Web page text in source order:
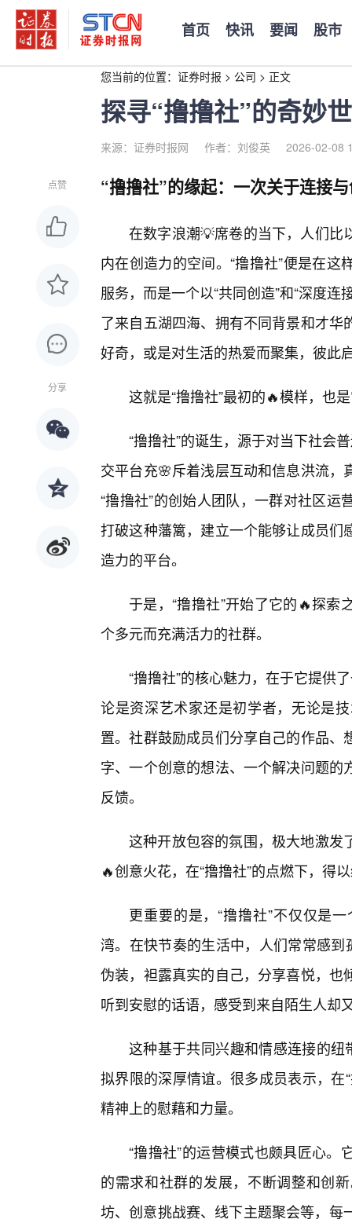
首页 快讯 要闻 股市
您当前的位置： 证券时报 > 公司 > 正文
探寻“撸撸社”的奇妙
来源：证券时报网 作者：刘俊英 2026-02-08
点赞
分享
“撸撸社”的缘起：一次关于连接
在数字浪潮💡席卷的当下，人们比
内在创造力的空间。“撸撸社”便是在
服务，而是一个以“共同创造”和“深度
了来自五湖四海、拥有不同背景和才
好奇，或是对生活的热爱而聚集，彼此
这就是“撸撸社”最初的🔥模样，也
“撸撸社”的诞生，源于对当下社会
交平台充🌸斥着浅层互动和信息洪流
“撸撸社”的创始人团队，一群对社区
打破这种藩篱，建立一个能够让成员
造力的平台。
于是，“撸撸社”开始了它的🔥探
个多元而充满活力的社群。
“撸撸社”的核心魅力，在于它提供
论是资深艺术家还是初学者，无论是
置。社群鼓励成员们分享自己的作品
字、一个创意的想法、一个解决问题
反馈。
这种开放包容的氛围，极大地激发
🔥创意火花，在“撸撸社”的点燃下，得
更重要的是，“撸撸社”不仅仅是
湾。在快节奏的生活中，人们常常感
伪装，袒露真实的自己，分享喜悦，
听到安慰的话语，感受到来自陌生人却
这种基于共同兴趣和情感连接的纽
拟界限的深厚情谊。很多成员表示，
精神上的慰藉和力量。
“撸撸社”的运营模式也颇具匠心
的需求和社群的发展，不断调整和创
坊、创意挑战赛、线下主题聚会等，